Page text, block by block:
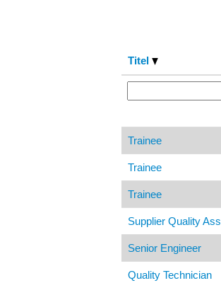
Titel
Trainee
Trainee
Trainee
Supplier Quality
Senior Engineer
Quality Technician